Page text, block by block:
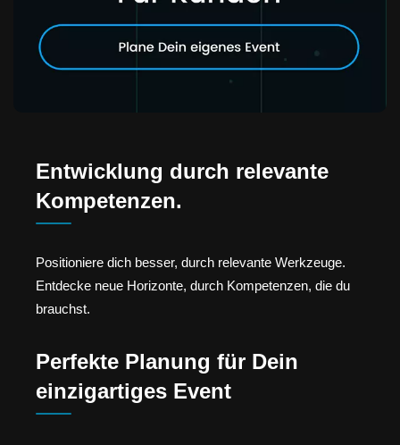
Entwicklung durch relevante
Kompetenzen.
Positioniere dich besser, durch relevante Werkzeuge.
Entdecke neue Horizonte, durch Kompetenzen, die du
brauchst.
Perfekte Planung für Dein
einzigartiges Event